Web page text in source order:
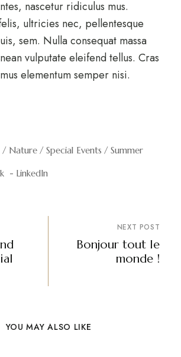
nascetur ridiculus mus.
ultricies nec, pellentesque
sem. Nulla consequat massa
vulputate eleifend tellus. Cras
elementum semper nisi.
Nature Special Events Summer
LinkedIn
NEXT POST
Bonjour tout le
monde !
YOU MAY ALSO LIKE